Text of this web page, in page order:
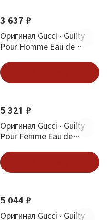
3 637 ₽
Оригинал Gucci - Guilty
Pour Homme Eau de
5 321 ₽
Оригинал Gucci - Guilty
Pour Femme Eau de
5 044 ₽
Оригинал Gucci - Guilty